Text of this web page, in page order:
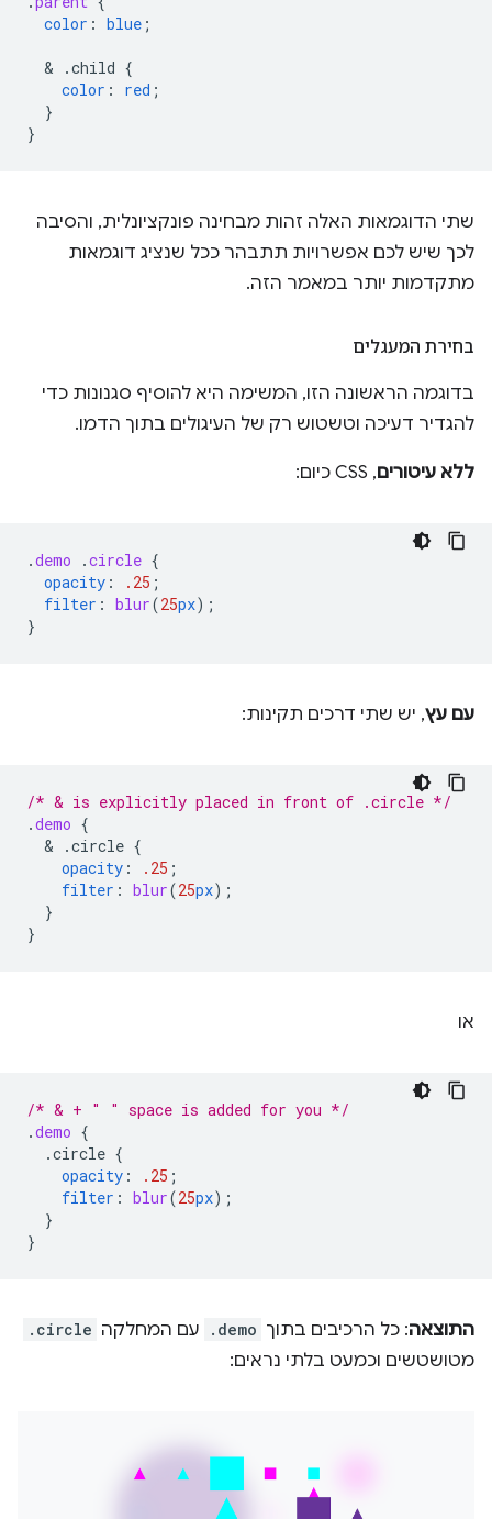
color : blue ;
  &
.child {
color : red ;
}
}
שתי הדוגמאות האלה זהות מבחינה פונקציונלית, והסיבה
לכך שיש לכם אפשרויות תתבהר ככל שנציג דוגמאות
מתקדמות יותר במאמר הזה.
בחירת המעגלים
בדוגמה הראשונה הזו, המשימה היא להוסיף סגנונות כדי
להגדיר דעיכה וטשטוש רק של העיגולים בתוך הדמו.
ללא עיטורים, CSS כיום:
.demo .circle {
opacity : .25 ;
filter : blur(25px);
}
עם עץ, יש שתי דרכים תקינות:
/* & is explicitly placed in front of .circle */
.demo {
  &
.circle {
opacity : .25 ;
filter : blur(25px);
}
}
או
/* & + " " space is added for you */
.demo {
.circle {
opacity : .25 ;
filter : blur(25px);
}
}
התוצאה: כל הרכיבים בתוך .demo עם המחלקה .circle
מטושטשים וכמעט בלתי נראים: